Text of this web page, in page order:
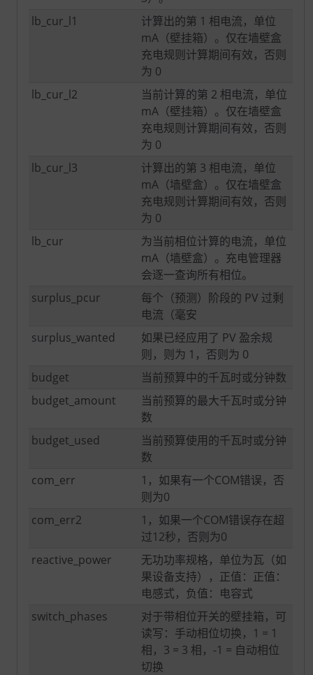
lb_cur_l1
计算出的第 1 相电流，单位
mA（壁挂箱）。仅在墙壁盒
充电规则计算期间有效，否则
为 0
lb_cur_l2
当前计算的第 2 相电流，单位
mA（壁挂箱）。仅在墙壁盒
充电规则计算期间有效，否则
为 0
lb_cur_l3
计算出的第 3 相电流，单位
mA（墙壁盒）。仅在墙壁盒
充电规则计算期间有效，否则
为 0
lb_cur
为当前相位计算的电流，单位
mA（墙壁盒）。充电管理器
会逐一查询所有相位。
surplus_pcur
每个（预测）阶段的 PV 过剩
电流（毫安
surplus_wanted
如果已经应用了 PV 盈余规
则，则为 1，否则为 0
budget
当前预算中的千瓦时或分钟数
budget_amount
当前预算的最大千瓦时或分钟
数
budget_used
当前预算使用的千瓦时或分钟
数
com_err
1，如果有一个COM错误，否
则为0
com_err2
1，如果一个COM错误存在超
过12秒，否则为0
reactive_power
无功功率规格，单位为瓦（如
果设备支持），正值：正值：
电感式，负值：电容式
switch_phases
对于带相位开关的壁挂箱，可
读写：手动相位切换，1 = 1
相，3 = 3 相，-1 = 自动相位
切换